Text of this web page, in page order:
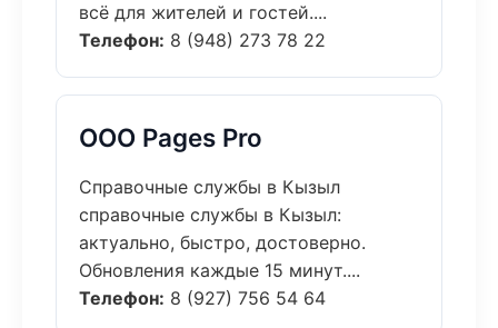
всё для жителей и гостей....
Телефон: 8 (948) 273 78 22
ООО Pages Pro
Справочные службы в Кызыл
справочные службы в Кызыл:
актуально, быстро, достоверно.
Обновления каждые 15 минут....
Телефон: 8 (927) 756 54 64